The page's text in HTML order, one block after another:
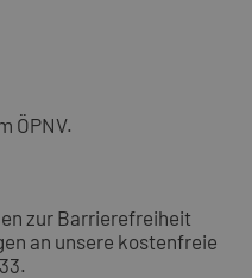
ÖPNV.
zur Barrierefreiheit
an unsere kostenfreie